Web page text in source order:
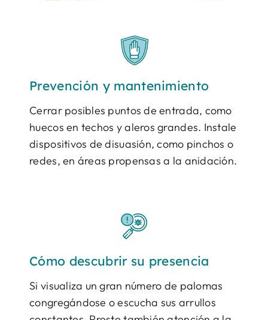
Prevención y mantenimiento
Cerrar posibles puntos de entrada, como
huecos en techos y aleros grandes. Instale
dispositivos de disuasión, como pinchos o
redes, en áreas propensas a la anidación.
Cómo descubrir su presencia
Si visualiza un gran número de palomas
congregándose o escucha sus arrullos